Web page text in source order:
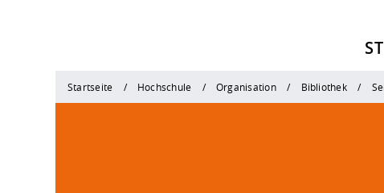
Startseite Hochschule Organisation Bibliothek